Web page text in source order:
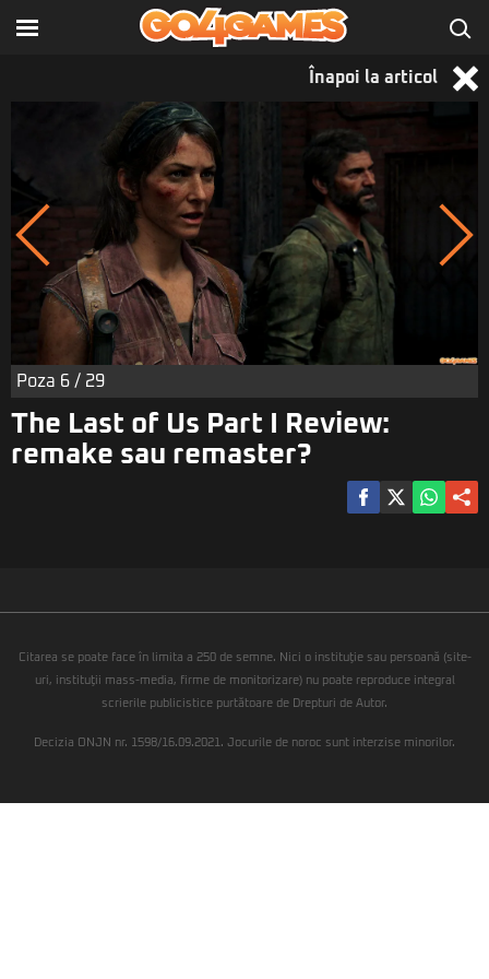
Înapoi la articol
Poza 6 / 29
The Last of Us Part I Review:
remake sau remaster?
Citarea se poate face în limita a 250 de semne. Nici o instituţie sau persoană (site-
uri, instituţii mass-media, firme de monitorizare) nu poate reproduce integral
scrierile publicistice purtătoare de Drepturi de Autor.
Decizia ONJN nr. 1598/16.09.2021. Jocurile de noroc sunt interzise minorilor.